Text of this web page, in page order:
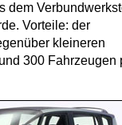
dem
Vorteile: der
kleineren
300 Fahrzeugen